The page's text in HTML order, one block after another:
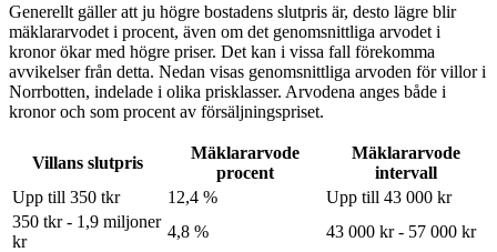
Generellt gäller att ju högre bostadens slutpris är, desto lägre blir
mäklararvodet i procent, även om det genomsnittliga arvodet i
kronor ökar med högre priser. Det kan i vissa fall förekomma
avvikelser från detta. Nedan visas genomsnittliga arvoden förvillori
Norrbotten, indelade i olika prisklasser. Arvodena anges både i
kronor och som procent av försäljningspriset.
Villans slutpris
Mäklararvode
procent
Mäklararvode
intervall
Upp till 350 tkr
12,4 %
Upp till 43 000 kr
350 tkr - 1,9 miljoner
kr
4,8 %
43 000 kr - 57 000 kr